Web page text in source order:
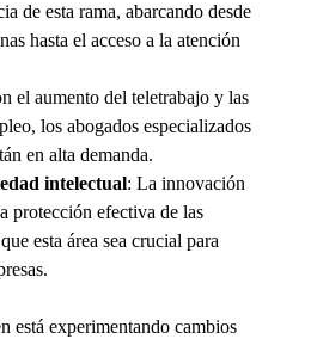
de esta rama, abarcando desde
hasta el acceso a la atención
el aumento del teletrabajo y las
los abogados especializados
en alta demanda.
intelectual: La innovación
protección efectiva de las
esta área sea crucial para
está experimentando cambios